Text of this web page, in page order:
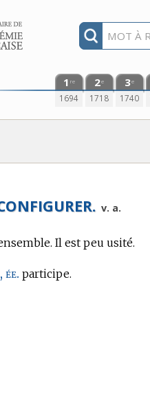
1 re
1694
2e
1718
3e
1740
v. a.
Il est peu usité.
ée. participe.